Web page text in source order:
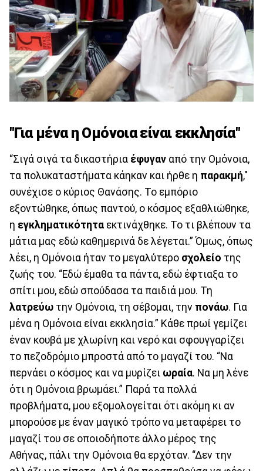
"Για μένα η Ομόνοια είναι εκκλησία"
“Σιγά σιγά τα δικαστήρια έφυγαν από την Ομόνοια,
τα πολυκαταστήματα κάηκαν και ήρθε η παρακμή,"
συνέχισε ο κύριος Θανάσης. Το εμπόριο
εξοντώθηκε, όπως παντού, ο κόσμος εξαθλιώθηκε,
η εγκληματικότητα εκτινάχθηκε. Το τι βλέπουν τα
μάτια μας εδώ καθημερινά δε λέγεται.” Όμως, όπως
λέει, η Ομόνοια ήταν το μεγαλύτερο σχολείο της
ζωής του. “Εδώ έμαθα τα πάντα, εδώ έφτιαξα το
σπίτι μου, εδώ σπούδασα τα παιδιά μου. Τη
λατρεύω την Ομόνοια, τη σέβομαι, την πονάω. Για
μένα η Ομόνοια είναι εκκλησία.” Κάθε πρωί γεμίζει
έναν κουβά με χλωρίνη και νερό και σφουγγαρίζει
το πεζοδρόμιο μπροστά από το μαγαζί του. “Να
περνάει ο κόσμος και να μυρίζει ωραία. Να μη λένε
ότι η Ομόνοια βρωμάει.” Παρά τα πολλά
προβλήματα, μου εξομολογείται ότι ακόμη κι αν
μπορούσε με έναν μαγικό τρόπο να μεταφέρει το
μαγαζί του σε οποιοδήποτε άλλο μέρος της
Αθήνας, πάλι την Ομόνοια θα ερχόταν. “Δεν την